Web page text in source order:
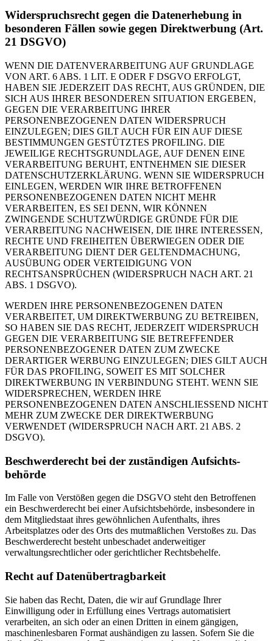
Widerspruchsrecht gegen die Datenerhebung in
besonderen Fällen sowie gegen Direktwerbung (Art.
21 DSGVO)
WENN DIE DATENVERARBEITUNG AUF GRUNDLAGE
VON ART. 6 ABS. 1 LIT. E ODER F DSGVO ERFOLGT,
HABEN SIE JEDERZEIT DAS RECHT, AUS GRÜNDEN, DIE
SICH AUS IHRER BESONDEREN SITUATION ERGEBEN,
GEGEN DIE VERARBEITUNG IHRER
PERSONENBEZOGENEN DATEN WIDERSPRUCH
EINZULEGEN; DIES GILT AUCH FÜR EIN AUF DIESE
BESTIMMUNGEN GESTÜTZTES PROFILING. DIE
JEWEILIGE RECHTSGRUNDLAGE, AUF DENEN EINE
VERARBEITUNG BERUHT, ENTNEHMEN SIE DIESER
DATENSCHUTZERKLÄRUNG. WENN SIE WIDERSPRUCH
EINLEGEN, WERDEN WIR IHRE BETROFFENEN
PERSONENBEZOGENEN DATEN NICHT MEHR
VERARBEITEN, ES SEI DENN, WIR KÖNNEN
ZWINGENDE SCHUTZWÜRDIGE GRÜNDE FÜR DIE
VERARBEITUNG NACHWEISEN, DIE IHRE INTERESSEN,
RECHTE UND FREIHEITEN ÜBERWIEGEN ODER DIE
VERARBEITUNG DIENT DER GELTENDMACHUNG,
AUSÜBUNG ODER VERTEIDIGUNG VON
RECHTSANSPRÜCHEN (WIDERSPRUCH NACH ART. 21
ABS. 1 DSGVO).
WERDEN IHRE PERSONENBEZOGENEN DATEN
VERARBEITET, UM DIREKTWERBUNG ZU BETREIBEN,
SO HABEN SIE DAS RECHT, JEDERZEIT WIDERSPRUCH
GEGEN DIE VERARBEITUNG SIE BETREFFENDER
PERSONENBEZOGENER DATEN ZUM ZWECKE
DERARTIGER WERBUNG EINZULEGEN; DIES GILT AUCH
FÜR DAS PROFILING, SOWEIT ES MIT SOLCHER
DIREKTWERBUNG IN VERBINDUNG STEHT. WENN SIE
WIDERSPRECHEN, WERDEN IHRE
PERSONENBEZOGENEN DATEN ANSCHLIESSEND NICHT
MEHR ZUM ZWECKE DER DIREKTWERBUNG
VERWENDET (WIDERSPRUCH NACH ART. 21 ABS. 2
DSGVO).
Beschwerde­recht bei der zuständigen Aufsichts­
behörde
Im Falle von Verstößen gegen die DSGVO steht den Betroffenen
ein Beschwerderecht bei einer Aufsichtsbehörde, insbesondere in
dem Mitgliedstaat ihres gewöhnlichen Aufenthalts, ihres
Arbeitsplatzes oder des Orts des mutmaßlichen Verstoßes zu. Das
Beschwerderecht besteht unbeschadet anderweitiger
verwaltungsrechtlicher oder gerichtlicher Rechtsbehelfe.
Recht auf Daten­übertrag­barkeit
Sie haben das Recht, Daten, die wir auf Grundlage Ihrer
Einwilligung oder in Erfüllung eines Vertrags automatisiert
verarbeiten, an sich oder an einen Dritten in einem gängigen,
maschinenlesbaren Format aushändigen zu lassen. Sofern Sie die